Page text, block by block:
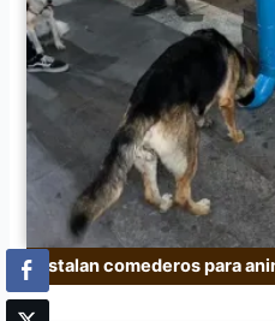
Instalan comederos para